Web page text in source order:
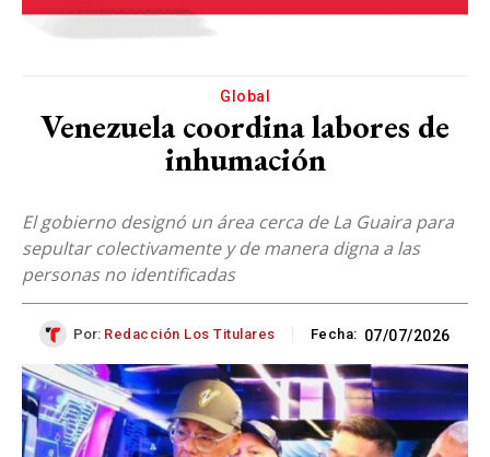
Global
Venezuela coordina labores de
inhumación
El gobierno designó un área cerca de La Guaira para
sepultar colectivamente y de manera digna a las
personas no identificadas
Por: Redacción Los Titulares Fecha: 07/07/2026